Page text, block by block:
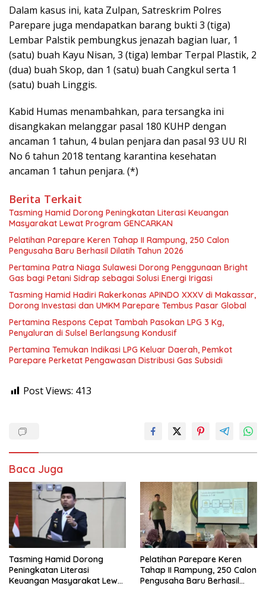
Dalam kasus ini, kata Zulpan, Satreskrim Polres
Parepare juga mendapatkan barang bukti 3 (tiga)
Lembar Palstik pembungkus jenazah bagian luar, 1
(satu) buah Kayu Nisan, 3 (tiga) lembar Terpal Plastik, 2
(dua) buah Skop, dan 1 (satu) buah Cangkul serta 1
(satu) buah Linggis.
Kabid Humas menambahkan, para tersangka ini
disangkakan melanggar pasal 180 KUHP dengan
ancaman 1 tahun, 4 bulan penjara dan pasal 93 UU RI
No 6 tahun 2018 tentang karantina kesehatan
ancaman 1 tahun penjara. (*)
Berita Terkait
Tasming Hamid Dorong Peningkatan Literasi Keuangan
Masyarakat Lewat Program GENCARKAN
Pelatihan Parepare Keren Tahap II Rampung, 250 Calon
Pengusaha Baru Berhasil Dilatih Tahun 2026
Pertamina Patra Niaga Sulawesi Dorong Penggunaan Bright
Gas bagi Petani Sidrap sebagai Solusi Energi Irigasi
Tasming Hamid Hadiri Rakerkonas APINDO XXXV di Makassar,
Dorong Investasi dan UMKM Parepare Tembus Pasar Global
Pertamina Respons Cepat Tambah Pasokan LPG 3 Kg,
Penyaluran di Sulsel Berlangsung Kondusif
Pertamina Temukan Indikasi LPG Keluar Daerah, Pemkot
Parepare Perketat Pengawasan Distribusi Gas Subsidi
Post Views: 413
Baca Juga
Tasming Hamid Dorong
Peningkatan Literasi
Keuangan Masyarakat Lewat
Pelatihan Parepare Keren
Tahap II Rampung, 250 Calon
Pengusaha Baru Berhasil